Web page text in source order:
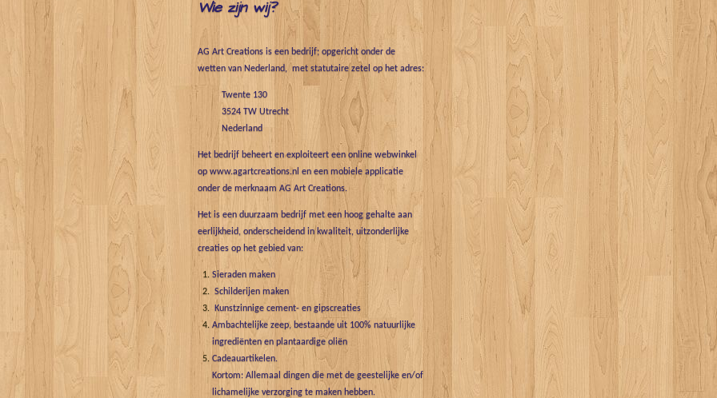
Wie zijn wij?
AG Art Creations is een bedrijf; opgericht onder de
wetten van Nederland, met statutaire zetel op het adres:
Twente 130
3524 TW Utrecht
Nederland
Het bedrijf beheert en exploiteert een online webwinkel
op www.agartcreations.nl en een mobiele applicatie
onder de merknaam AG Art Creations.
Het is een duurzaam bedrijf met een hoog gehalte aan
eerlijkheid, onderscheidend in kwaliteit, uitzonderlijke
creaties op het gebied van:
Sieraden maken
Schilderijen maken
Kunstzinnige cement- en gipscreaties
Ambachtelijke zeep, bestaande uit 100% natuurlijke
ingrediënten en plantaardige oliën
Cadeauartikelen.
Kortom: Allemaal dingen die met de geestelijke en/of
lichamelijke verzorging te maken hebben.